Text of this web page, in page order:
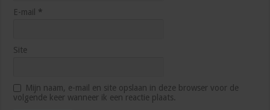
E-mail *
Site
Mijn naam, e-mail en site opslaan in deze browser voor de
volgende keer wanneer ik een reactie plaats.